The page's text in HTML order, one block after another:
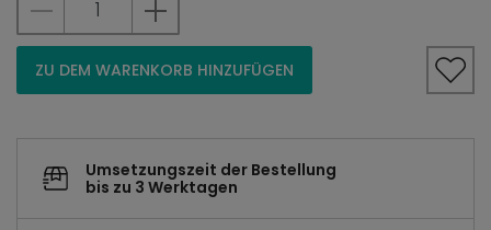
ZU DEM WARENKORB HINZUFÜGEN
Umsetzungszeit der Bestellung
bis zu 3 Werktagen